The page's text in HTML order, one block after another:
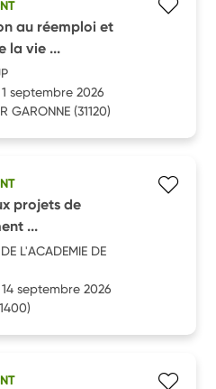
au réemploi et
la vie ...
septembre 2026
GARONNE (31120)
projets de
...
L'ACADEMIE DE
septembre 2026